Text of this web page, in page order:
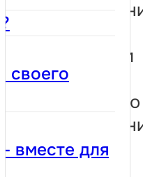
своего
вместе для
реализуемой
Национальным
агентством
общественного
(АНСП).